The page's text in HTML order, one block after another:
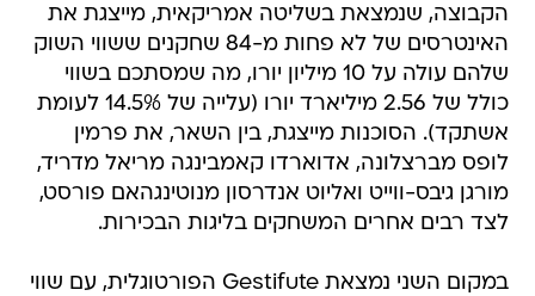
הקבוצה, שנמצאת בשליטה אמריקאית, מייצגת את
האינטרסים של לא פחות מ-84 שחקנים ששווי השוק
שלהם עולה על 10 מיליון יורו, מה שמסתכם בשווי
כולל של 2.56 מיליארד יורו (עלייה של 14.5% לעומת
אשתקד). הסוכנות מייצגת, בין השאר, את פרמין
לופס מברצלונה, אדוארדו קאמבינגה מריאל מדריד,
מורגן גיבס-ווייט ואליוט אנדרסון מנוטינגהאם פורסט,
לצד רבים אחרים המשחקים בליגות הבכירות.
במקום השני נמצאת Gestifute הפורטוגלית, עם שווי